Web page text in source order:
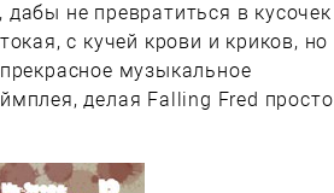
не превратиться в кусочек
с кучей крови и криков, но
музыкальное
делая Falling Fred просто